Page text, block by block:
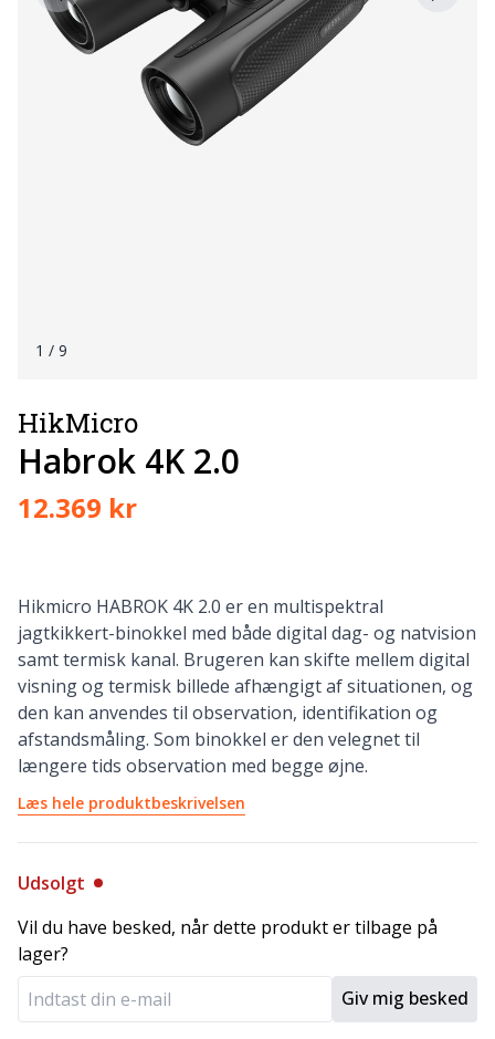
1 / 9
HikMicro
Habrok 4K 2.0
12.369 kr
Hikmicro HABROK 4K 2.0 er en multispektral
jagtkikkert-binokkel med både digital dag- og natvision
samt termisk kanal. Brugeren kan skifte mellem digital
visning og termisk billede afhængigt af situationen, og
den kan anvendes til observation, identifikation og
afstandsmåling. Som binokkel er den velegnet til
længere tids observation med begge øjne.
Læs hele produktbeskrivelsen
Udsolgt
Vil du have besked, når dette produkt er tilbage på
lager?
Giv mig besked